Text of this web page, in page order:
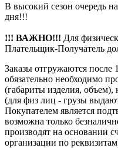
В высокий сезон очередь
дня!!!
!!! ВАЖНО!!! Для
Плательщик-Получатель
Заказы отгружаются после
обязательно необходимо
(габариты изделия, объем),
(для физ лиц - грузы
Покупателем является
возможна только
производят на основании
организации по